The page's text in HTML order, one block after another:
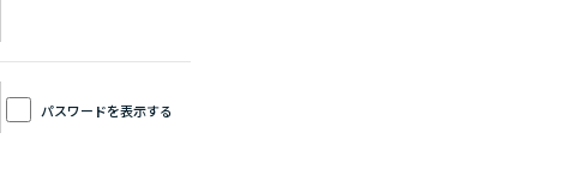
パスワードを表示する